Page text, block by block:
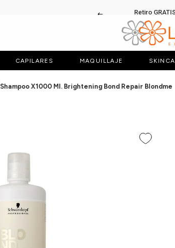
Retiro
CAPILARES MAQUILLAJE
Shampoo X1000 Ml. Brightening Bond Repair Blondme